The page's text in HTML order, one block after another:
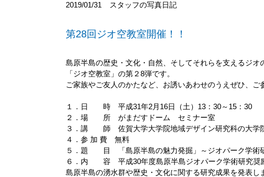
2019/01/31 スタッフの写真日記
第28回ジオ空教室開催！！
島原半島の歴史・文化・自然、そしてそれらを支えるジ
「ジオ空教室」の第２8弾です。
ご家族やご友人のかたなど、お誘いあわせのうえぜひ、ご
１．日 時 平成31年2月16日（土）13：30～15：30
２．場 所 がまだすドーム セミナー室
３．講 師 佐賀大学大学院地域デザイン研究科の大学
４．参 加 費 無料
５．題 目 「島原半島の魅力発掘」～ジオパーク学術
６．内 容 平成30年度島原半島ジオパーク学術研究奨
島原半島の湧水群や歴史・文化に関する研究成果を発表し